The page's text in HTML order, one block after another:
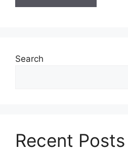
Search
Recent Posts